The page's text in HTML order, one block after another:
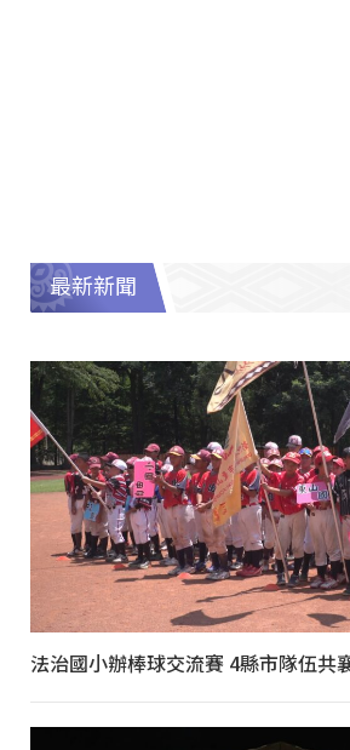
最新新聞
法治國小辦棒球交流賽 4縣市隊伍共